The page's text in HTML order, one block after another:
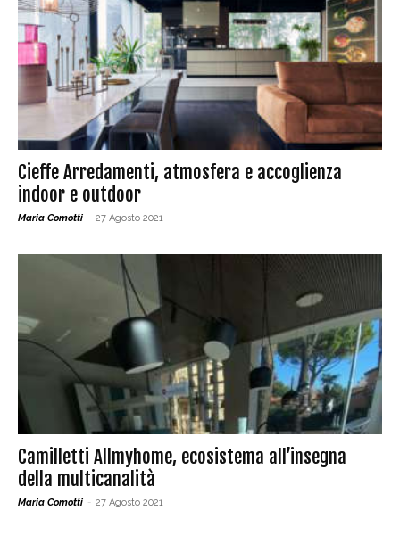
Cieffe Arredamenti, atmosfera e accoglienza
indoor e outdoor
Maria Comotti - 27 Agosto 2021
Camilletti Allmyhome, ecosistema all’insegna
della multicanalità
Maria Comotti - 27 Agosto 2021